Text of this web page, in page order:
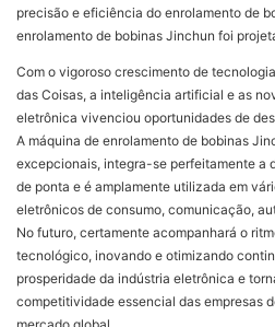
precisão e eficiência do enrolamento de
enrolamento de bobinas Jinchun foi
Com o vigoroso crescimento de
das Coisas, a inteligência artificial e as
eletrônica vivenciou oportunidades de
A máquina de enrolamento de bobinas
excepcionais, integra-se perfeitamente a
de ponta e é amplamente utilizada em
eletrônicos de consumo, comunicação,
No futuro, certamente acompanhará o
tecnológico, inovando e otimizando
prosperidade da indústria eletrônica e
competitividade essencial das empresas